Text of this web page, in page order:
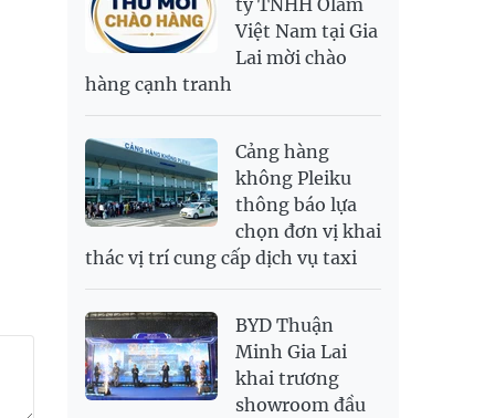
SAR
6,945.42
7,244.36
2,702.79
2,817.41
SGD
USD
26,000 26,030 26,410
ty TNHH Olam
Việt Nam tại Gia
Lai mời chào
hàng cạnh tranh
Cảng hàng
không Pleiku
thông báo lựa
chọn đơn vị khai
thác vị trí cung cấp dịch vụ taxi
BYD Thuận
Minh Gia Lai
khai trương
showroom đầu